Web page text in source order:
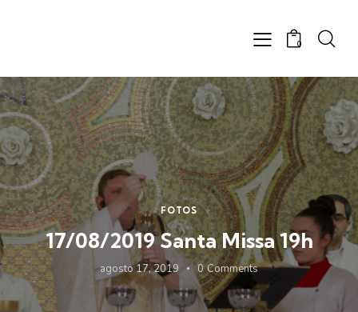
0
FOTOS
17/08/2019 Santa Missa 19h
agosto 17, 2019 0 Comments